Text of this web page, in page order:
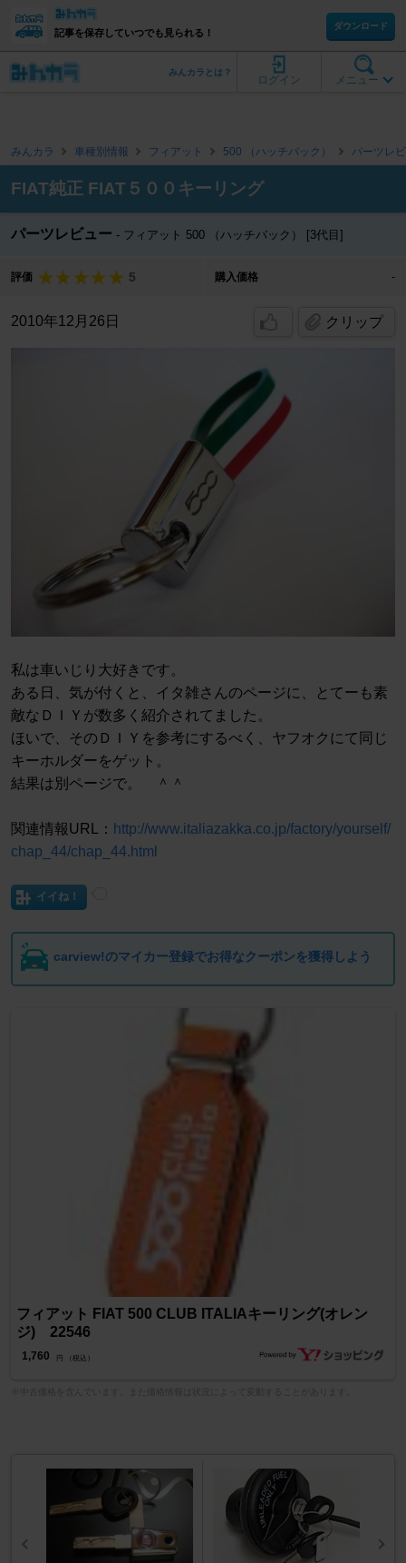
記事を保存していつでも見られる！
ダウンロード
メニュー
ログイン
みんカラとは？
みんカラ 車種別情報 フィアット 500 （ハッチバック） パーツレ
FIAT純正 FIAT５００キーリング
パーツレビュー フィアット 500 （ハッチバック） [3代目]
評価 5 購入価格 -
2010年12月26日 クリップ
私は車いじり大好きです。
ある日、気が付くと、イタ雑さんのページに、とてーも素
敵なＤＩＹが数多く紹介されてました。
ほいで、そのＤＩＹを参考にするべく、ヤフオクにて同じ
キーホルダーをゲット。
結果は別ページで。 ＾＾
関連情報URL： http://www.italiazakka.co.jp/factory/yourself/
chap_44/chap_44.html
イイね！
carview!のマイカー登録でお得なクーポンを獲得しよう
フィアット FIAT 500 CLUB ITALIAキーリング(オレン
ジ) 22546
1,760 円 （税込）